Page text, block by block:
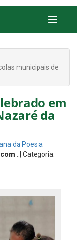
municipais de
em
da
da Poesia
. | Categoria: